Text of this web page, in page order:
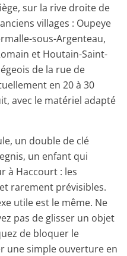
sur la rive droite de
villages : Oupeye
sous-Argenteau,
et Houtain-Saint-
de la rue de
en 20 à 30
avec le matériel adapté
un double de clé
un enfant qui
à Haccourt : les
rarement prévisibles.
utile est le même. Ne
pas de glisser un objet
de bloquer le
une simple ouverture en